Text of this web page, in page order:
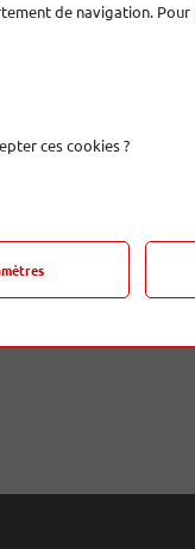
de navigation.
ces cookies ?